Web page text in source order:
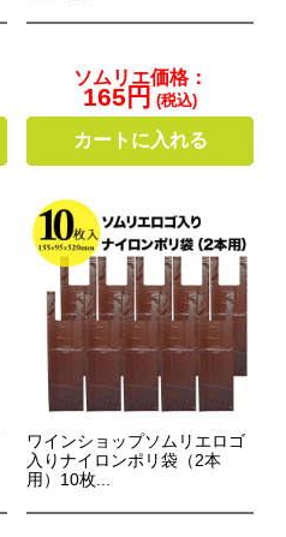
ソムリエ価格：
165円 (税込)
カートに入れる
ワインショップソムリエロゴ
入りナイロンポリ袋（2本
用）10枚...